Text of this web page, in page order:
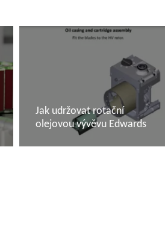
Jak udržovat rotační
olejovou vývěvu Edwards